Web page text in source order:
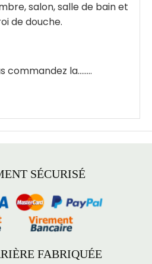
salon, salle de bain et
de douche.
la........
SÉCURISÉ
FABRIQUÉE